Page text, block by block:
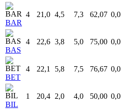
BAR
4 21,0 4,5 7,3 62,07 0,0
BAS
4 22,6 3,8 5,0 75,00 0,0
BET
4 22,1 5,8 7,5 76,67 0,0
BIL
1 20,4 2,0 4,0 50,00 0,0